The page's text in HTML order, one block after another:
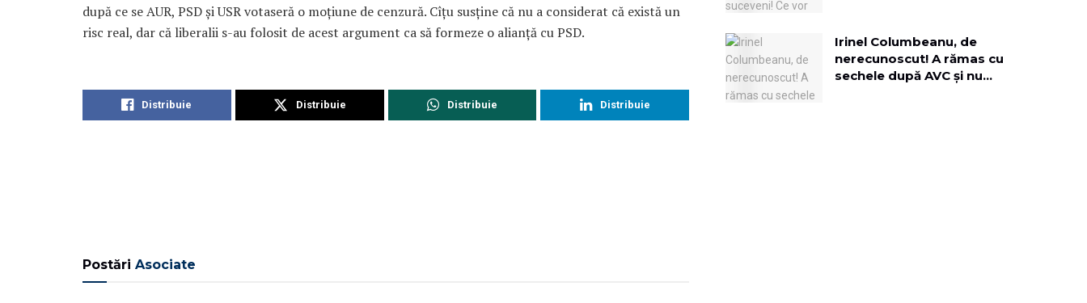
după ce se AUR, PSD și USR votaseră o moțiune de cenzură. Cîțu susține că nu a considerat că există un
risc real, dar că liberalii s-au folosit de acest argument ca să formeze o alianță cu PSD.
Distribuie Distribuie Distribuie Distribuie
Postări Asociate
Irinel Columbeanu, de
nerecunoscut! A rămas cu
sechele după AVC și nu